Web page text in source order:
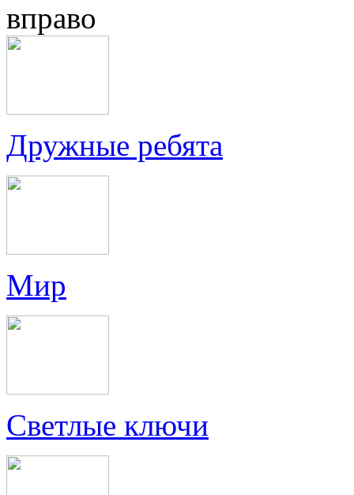
Дружные ребята
Мир
Светлые ключи